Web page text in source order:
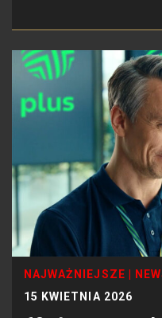
NAJWAŻNIEJSZE
15 KWIETNIA 2026